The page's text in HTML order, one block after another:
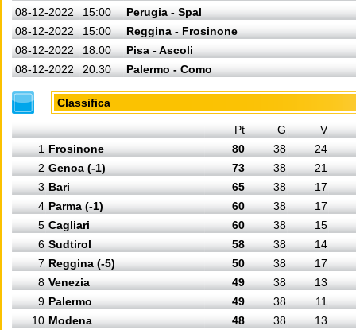
08-12-2022
15:00
Perugia - Spal
08-12-2022
15:00
Reggina - Frosinone
08-12-2022
18:00
Pisa - Ascoli
08-12-2022
20:30 Palermo - Como
Classifica
Pt G
V
1 Frosinone 80 38
24
2 Genoa (-1) 73 38
21
3 Bari 65 38
17
4 Parma (-1) 60 38
17
5 Cagliari 60 38
15
6 Sudtirol 58 38
14
7 Reggina (-5) 50 38
17
8 Venezia 49 38
13
9 Palermo 49 38
11
10 Modena 48 38
13